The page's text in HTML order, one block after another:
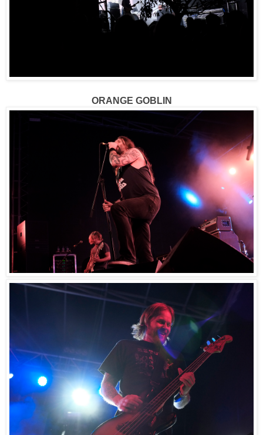
ORANGE GOBLIN